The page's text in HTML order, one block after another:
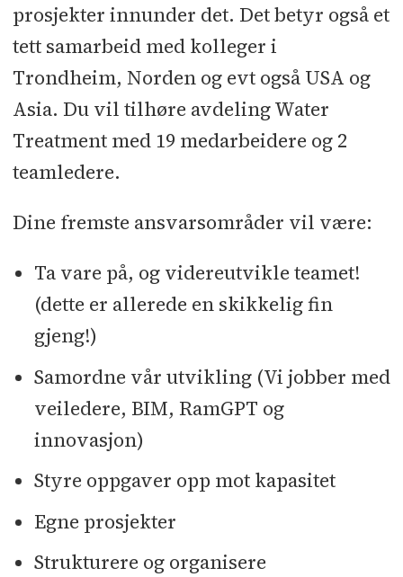
prosjekter innunder det. Det betyr også et
tett samarbeid med kolleger i
Trondheim, Norden og evt også USA og
Asia. Du vil tilhøre avdeling Water
Treatment med 19 medarbeidere og 2
teamledere.
Dine fremste ansvarsområder vil være:
Ta vare på, og videreutvikle teamet!
(dette er allerede en skikkelig fin
gjeng!)
Samordne vår utvikling (Vi jobber med
veiledere, BIM, RamGPT og
innovasjon)
Styre oppgaver opp mot kapasitet
Egne prosjekter
Strukturere og organisere